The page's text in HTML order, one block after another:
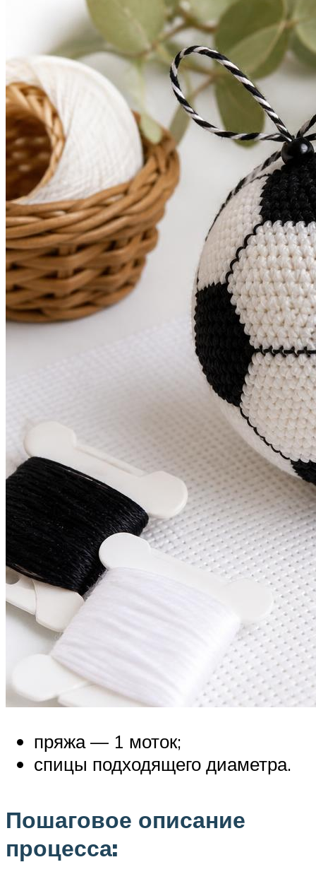
пряжа — 1 моток;
спицы подходящего диаметра.
Пошаговое описание
процесса: